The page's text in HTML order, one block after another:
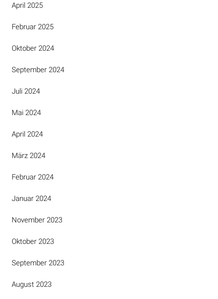
April 2025
Februar 2025
Oktober 2024
September 2024
Juli 2024
Mai 2024
April 2024
März 2024
Februar 2024
Januar 2024
November 2023
Oktober 2023
September 2023
August 2023